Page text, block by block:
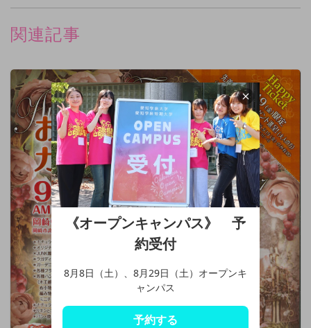
関連記事
《オープンキャンパス》 予
約受付
8月8日（土）、8月29日（土）オープンキ
ャンパス
予約する